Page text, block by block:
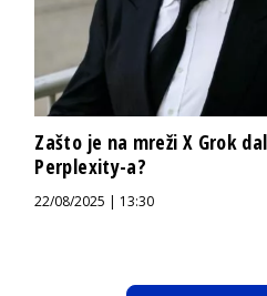
Zašto je na mreži X Grok
Perplexity-a?
22/08/2025 | 13:30